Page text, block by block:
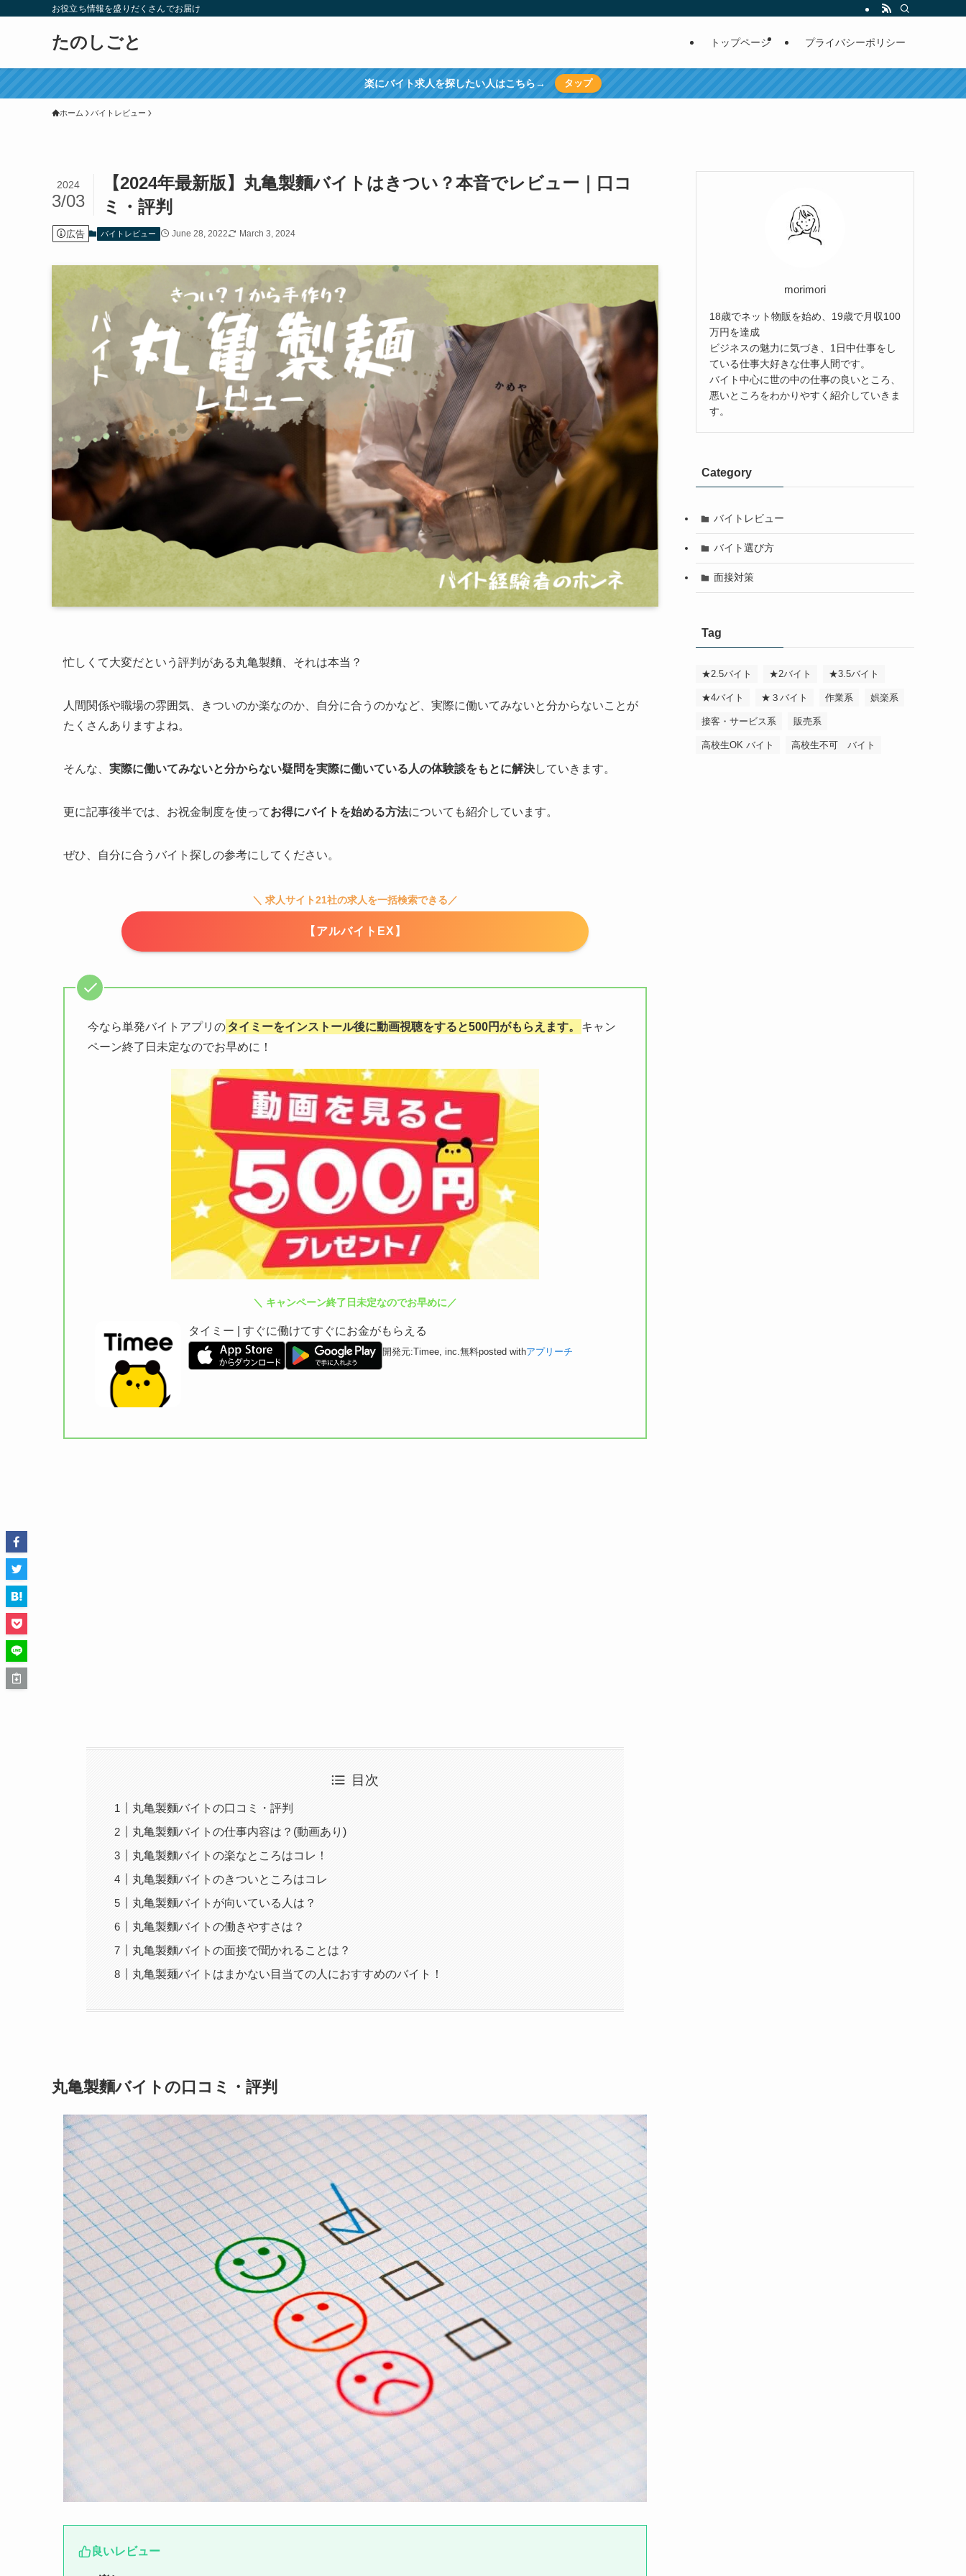
お役立ち情報を盛りだくさんでお届け
たのしごと トップページ プライバシーポリシー
楽にバイト求人を探したい人はこちら→ タップ
ホーム バイトレビュー
【2024年最新版】丸亀製麵バイトはきつい？本音でレビュー｜口コ
ミ・評判
2024
3/03
広告 バイトレビュー June 28, 2022 March 3, 2024
忙しくて大変だという評判がある丸亀製麵、それは本当？
人間関係や職場の雰囲気、きついのか楽なのか、自分に合うのかなど、実際に働いてみないと分からないことが
たくさんありますよね。
そんな、 実際に働いてみないと分からない疑問を実際に働いている人の体験談をもとに解決していきます。
更に記事後半では、お祝金制度を使ってお得にバイトを始める方法についても紹介しています。
ぜひ、自分に合うバイト探しの参考にしてください。
＼ 求人サイト21社の求人を一括検索できる／
【アルバイトEX】
今なら単発バイトアプリのタイミーをインストール後に動画視聴をすると500円がもらえます。
キャン
ペーン終了日未定なのでお早めに！
＼ キャンペーン終了日未定なのでお早めに／
タイミー | すぐに働けてすぐにお金がもらえる
開発元:Timee, inc. 無料posted withアプリーチ
目次
丸亀製麵バイトの口コミ・評判
丸亀製麵バイトの仕事内容は？(動画あり)
丸亀製麵バイトの楽なところはコレ！
丸亀製麵バイトのきついところはコレ
丸亀製麵バイトが向いている人は？
丸亀製麵バイトの働きやすさは？
丸亀製麵バイトの面接で聞かれることは？
丸亀製麺バイトはまかない目当ての人におすすめのバイト！
丸亀製麵バイトの口コミ・評判
良いレビュー
morimori
18歳でネット物販を始め、19歳で月収100
万円を達成
ビジネスの魅力に気づき、1日中仕事をし
ている仕事大好きな仕事人間です。
バイト中心に世の中の仕事の良いところ、
悪いところをわかりやすく紹介していきま
す。
Category
バイトレビュー
バイト選び方
面接対策
Tag
★2.5バイト ★2バイト ★3.5バイト
★4バイト ★３バイト 作業系 娯楽系
接客・サービス系 販売系
高校生OK バイト 高校生不可 バイト